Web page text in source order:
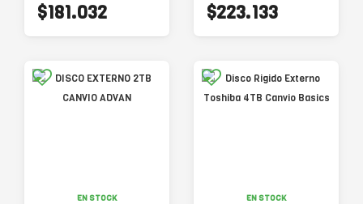
$181.032 $223.133
EN STOCK EN STOCK